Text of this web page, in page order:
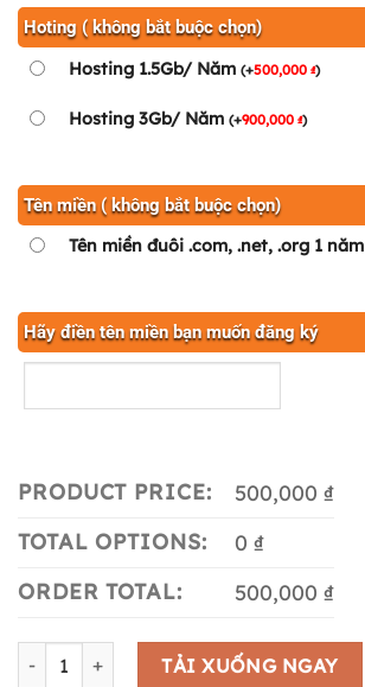
Hoting ( không bắt buộc chọn)
Hosting 1.5Gb/ Năm (+500,000 ₫)
Hosting 3Gb/ Năm (+900,000 ₫)
Tên miền ( không bắt buộc chọn)
Tên miền đuôi .com, .net, .org 1 năm
Hãy điền tên miền bạn muốn đăng ký
PRODUCT PRICE:
500,000 ₫
TOTAL OPTIONS:
0 ₫
ORDER TOTAL:
500,000 ₫
Số lượng TẢI XUỐNG NGAY